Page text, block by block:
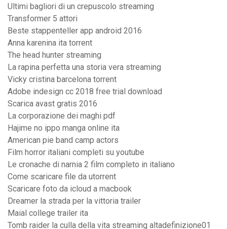
Ultimi bagliori di un crepuscolo streaming
Transformer 5 attori
Beste stappenteller app android 2016
Anna karenina ita torrent
The head hunter streaming
La rapina perfetta una storia vera streaming
Vicky cristina barcelona torrent
Adobe indesign cc 2018 free trial download
Scarica avast gratis 2016
La corporazione dei maghi pdf
Hajime no ippo manga online ita
American pie band camp actors
Film horror italiani completi su youtube
Le cronache di narnia 2 film completo in italiano
Come scaricare file da utorrent
Scaricare foto da icloud a macbook
Dreamer la strada per la vittoria trailer
Maial college trailer ita
Tomb raider la culla della vita streaming altadefinizione01